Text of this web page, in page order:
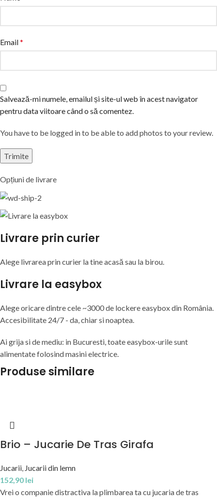
Email*
Salvează-mi numele, emailul și site-ul web în acest navigator
pentru data viitoare când o să comentez.
You have to be logged in to be able to add photos to your review.
Opțiuni de livrare
Livrare prin curier
Alege livrarea prin curier latineacasă sau la birou.
Livrare la easybox
Alege oricare dintre cele ~3000 de lockere easybox din România.
Accesibilitate 24/7 - da, chiar si noaptea.
Ai grija si de mediu: in Bucuresti, toate easybox-urile sunt
alimentate folosind masini electrice.
Produse similare
Brio – Jucarie De Tras Girafa
Jucarii, Jucarii din lemn
152,90 lei
Vrei o companie distractiva la plimbarea ta cu jucaria de tras